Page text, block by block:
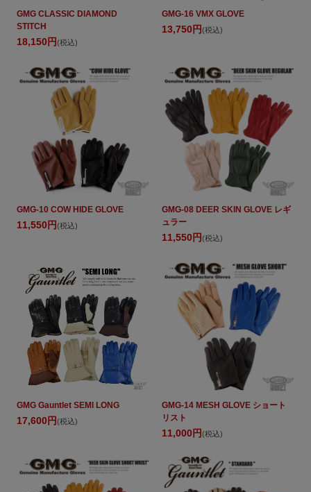
GMG CLASSIC DIAMOND
STITCH
18,150円(税込)
GMG-16 VMX GLOVE
13,750円(税込)
GMG-10 COW HIDE GLOVE
11,550円(税込)
GMG-08 DEER SKIN GLOVE レギ
ュラー
11,550円(税込)
GMG Gauntlet SEMI LONG
17,600円(税込)
GMG-14 MESH GLOVE ショート
リスト
11,000円(税込)